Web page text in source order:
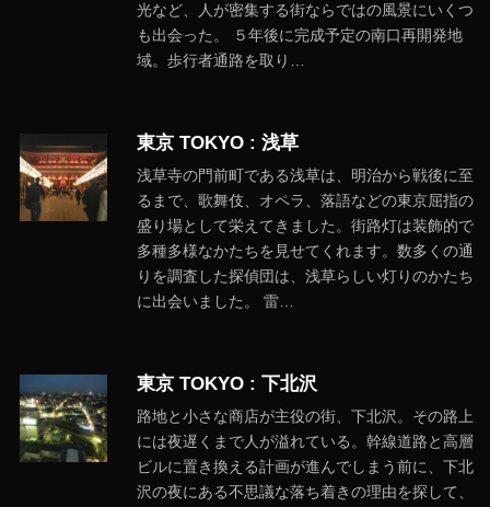
光など、人が密集する街ならではの風景にいくつ
も出会った。 ５年後に完成予定の南口再開発地
域。歩行者通路を取り…
東京 TOKYO : 浅草
浅草寺の門前町である浅草は、明治から戦後に至
るまで、歌舞伎、オペラ、落語などの東京屈指の
盛り場として栄えてきました。街路灯は装飾的で
多種多様なかたちを見せてくれます。数多くの通
りを調査した探偵団は、浅草らしい灯りのかたち
に出会いました。 雷…
東京 TOKYO : 下北沢
路地と小さな商店が主役の街、下北沢。その路上
には夜遅くまで人が溢れている。幹線道路と高層
ビルに置き換える計画が進んでしまう前に、下北
沢の夜にある不思議な落ち着きの理由を探して、